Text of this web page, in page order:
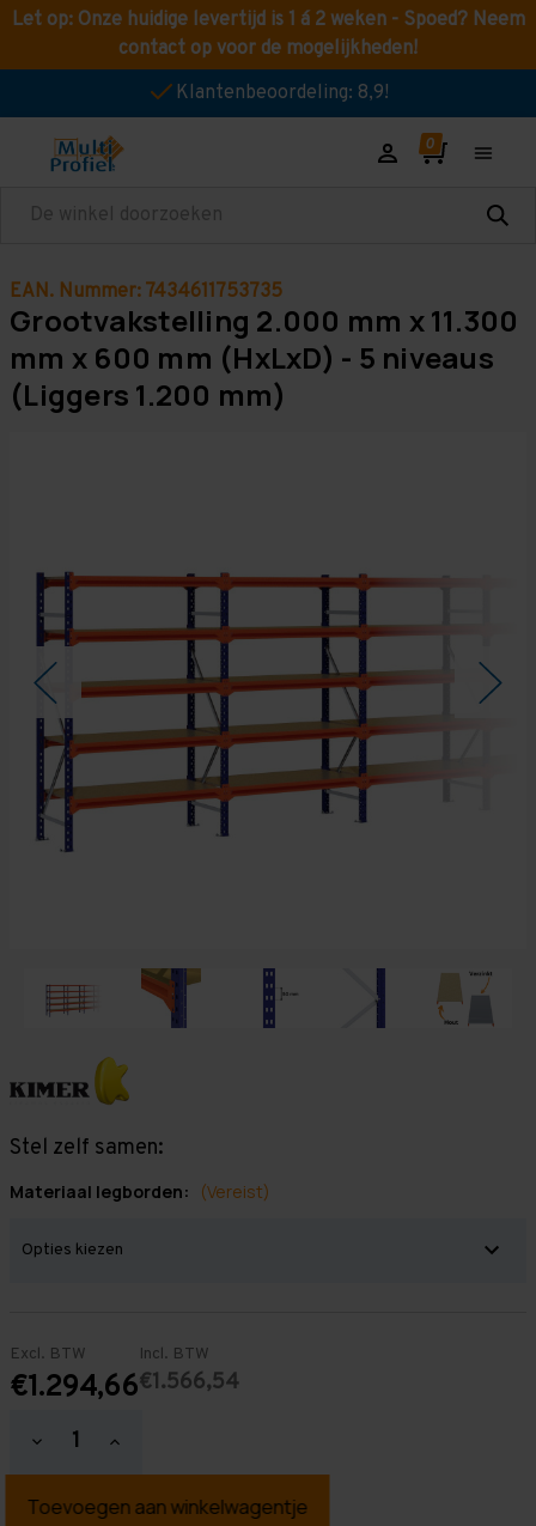
Let op: Onze huidige levertijd is 1 á 2 weken - Spoed? Neem
contact op voor de mogelijkheden!
Klantenbeoordeling: 8,9!
Zoeken
EAN. Nummer: 7434611753735
Grootvakstelling 2.000 mm x 11.300
mm x 600 mm (HxLxD) - 5 niveaus
(Liggers 1.200 mm)
Stel zelf samen:
Materiaal legborden: (Vereist)
Excl. BTW
€1.294,66
Incl. BTW
€1.566,54
Hoeveelheid
verlagen
Grootvakstelling
Hoeveelheid
verhogen
Grootvakstelling